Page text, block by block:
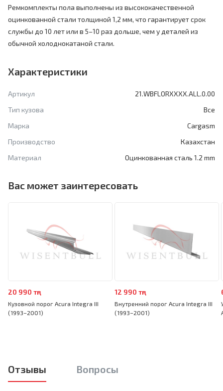
Ремкомплекты пола выполнены из высококачественной
оцинкованной стали толщиной 1,2 мм, что гарантирует срок
службы до 10 лет или в 5–10 раз дольше, чем у деталей из
обычной холоднокатаной стали.
Характеристики
Артикул
21.WBFLORXXXX.ALL.0.00
Тип кузова
Все
Марка
Cargasm
Производство
Казахстан
Материал
Оцинкованная сталь 1.2 mm
Вас может заинтересовать
20 990 тңг
Кузовной порог Acura Integra III
(1993–2001)
12 990 тңг
Внутренний порог Acura Integra III
(1993–2001)
Отзывы Вопросы